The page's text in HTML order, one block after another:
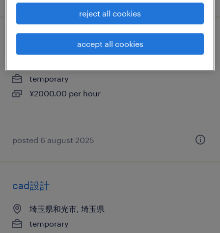
メーカー系のcad設計
temporary
¥2000.00 per hour
posted 6 august 2025
cad設計
埼玉県和光市, 埼玉県
temporary
reject all cookies
accept all cookies